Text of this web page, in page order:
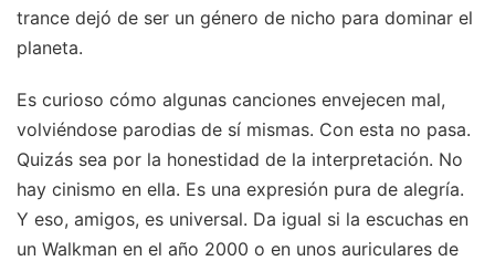
trance dejó de ser un género de nicho para dominar el
planeta.
Es curioso cómo algunas canciones envejecen mal,
volviéndose parodias de sí mismas. Con esta no pasa.
Quizás sea por la honestidad de la interpretación. No
hay cinismo en ella. Es una expresión pura de alegría.
Y eso, amigos, es universal. Da igual si la escuchas en
un Walkman en el año 2000 o en unos auriculares de